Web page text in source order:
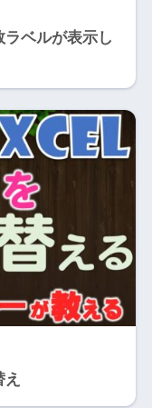
ベルが表示し